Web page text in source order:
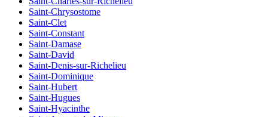
Saint-Chrysostome
Saint-Clet
Saint-Constant
Saint-Damase
Saint-David
Saint-Denis-sur-Richelieu
Saint-Dominique
Saint-Hubert
Saint-Hugues
Saint-Hyacinthe